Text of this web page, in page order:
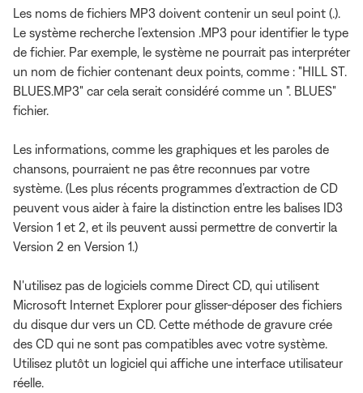
Les noms de fichiers MP3 doivent contenir un seul point (.).
Le système recherche l’extension .MP3 pour identifier le type
de fichier. Par exemple, le système ne pourrait pas interpréter
un nom de fichier contenant deux points, comme : "HILL ST.
BLUES.MP3" car cela serait considéré comme un ". BLUES"
fichier.
Les informations, comme les graphiques et les paroles de
chansons, pourraient ne pas être reconnues par votre
système. (Les plus récents programmes d’extraction de CD
peuvent vous aider à faire la distinction entre les balises ID3
Version 1 et 2, et ils peuvent aussi permettre de convertir la
Version 2 en Version 1.)
N'utilisez pas de logiciels comme Direct CD, qui utilisent
Microsoft Internet Explorer pour glisser-déposer des fichiers
du disque dur vers un CD. Cette méthode de gravure crée
des CD qui ne sont pas compatibles avec votre système.
Utilisez plutôt un logiciel qui affiche une interface utilisateur
réelle.